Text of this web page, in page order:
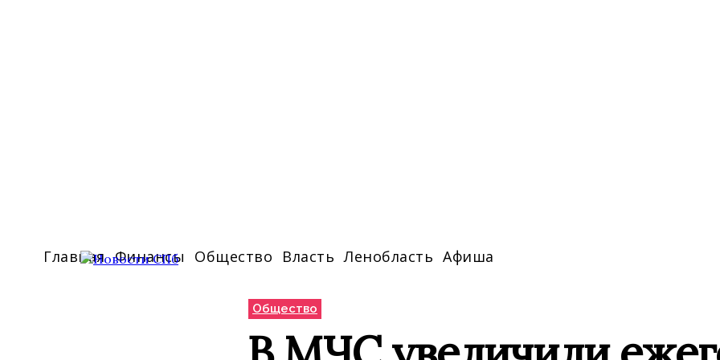
Главная Финансы Общество Власть Ленобласть Афиша
Общество